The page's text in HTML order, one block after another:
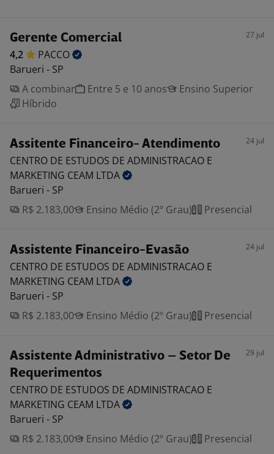
Gerente Comercial 27 jul
4,2
PACCO
Barueri - SP
A combinar
Entre 5 e 10 anos
Ensino Superior
Híbrido
Assitente Financeiro- Atendimento 24 jul
CENTRO DE ESTUDOS DE ADMINISTRACAO E
MARKETING CEAM LTDA
Barueri - SP
R$ 2.183,00
Ensino Médio (2º Grau) Presencial
Assistente Financeiro-Evasão 24 jul
CENTRO DE ESTUDOS DE ADMINISTRACAO E
MARKETING CEAM LTDA
Barueri - SP
R$ 2.183,00
Ensino Médio (2º Grau) Presencial
Assistente Administrativo – Setor De
Requerimentos
29 jul
CENTRO DE ESTUDOS DE ADMINISTRACAO E
MARKETING CEAM LTDA
Barueri - SP
R$ 2.183,00
Ensino Médio (2º Grau) Presencial